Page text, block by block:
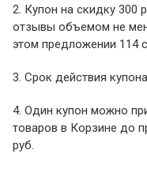
2. Купон на скидку 300
отзывы объемом не
этом предложении 114
3. Срок действия
4. Один купон можно
товаров в Корзине до
руб.